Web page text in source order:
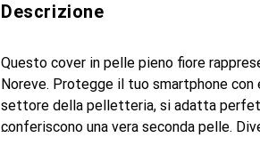
Descrizione
Questo cover in pelle pieno fiore
Noreve. Protegge il tuo smartphone
settore della pelletteria, si adatta
conferiscono una vera seconda pelle.